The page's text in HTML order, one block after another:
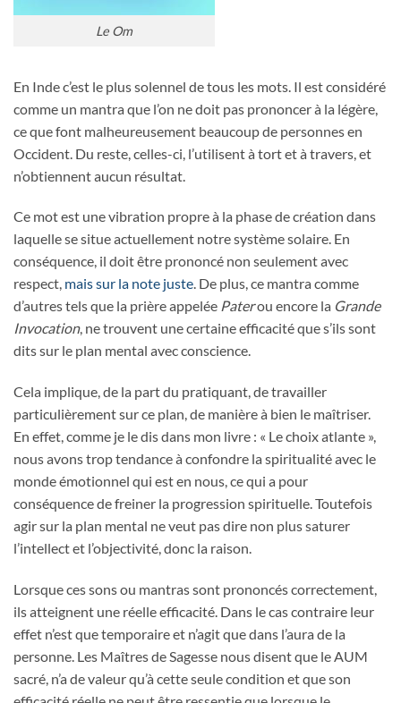
Le Om
En Inde c’est le plus solennel de tous les mots. Il est considéré
comme un mantra que l’on ne doit pas prononcer à la légère,
ce que font malheureusement beaucoup de personnes en
Occident. Du reste, celles-ci, l’utilisent à tort et à travers, et
n’obtiennent aucun résultat.
Ce mot est une vibration propre à la phase de création dans
laquelle se situe actuellement notre système solaire. En
conséquence, il doit être prononcé non seulement avec
respect, mais sur la note juste. De plus, ce mantra comme
d’autres tels que la prière appelée Paterou encore la Grande
Invocation, ne trouvent une certaine efficacité que s’ils sont
dits sur le plan mental avec conscience.
Cela implique, de la part du pratiquant, de travailler
particulièrement sur ce plan, de manière à bien le maîtriser.
En effet, comme je le dis dans mon livre : « Le choix atlante »,
nous avons trop tendance à confondre la spiritualité avec le
monde émotionnel qui est en nous, ce qui a pour
conséquence de freiner la progression spirituelle. Toutefois
agir sur la plan mental ne veut pas dire non plus saturer
l’intellect et l’objectivité, donc la raison.
Lorsque ces sons ou mantras sont prononcés correctement,
ils atteignent une réelle efficacité. Dans le cas contraire leur
effet n’est que temporaire et n’agit que dans l’aura de la
personne. Les Maîtres de Sagesse nous disent que le AUM
sacré, n’a de valeur qu’à cette seule condition et que son